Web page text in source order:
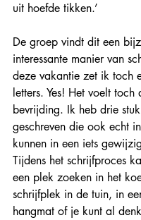
uit hoefde tikken.’
De groep vindt dit een
interessante manier van
deze vakantie zet ik toch
letters. Yes! Het voelt toch
bevrijding. Ik heb drie
geschreven die ook echt
kunnen in een iets
Tijdens het schrijfproces
een plek zoeken in het
schrijfplek in de tuin, in
hangmat of je kunt al